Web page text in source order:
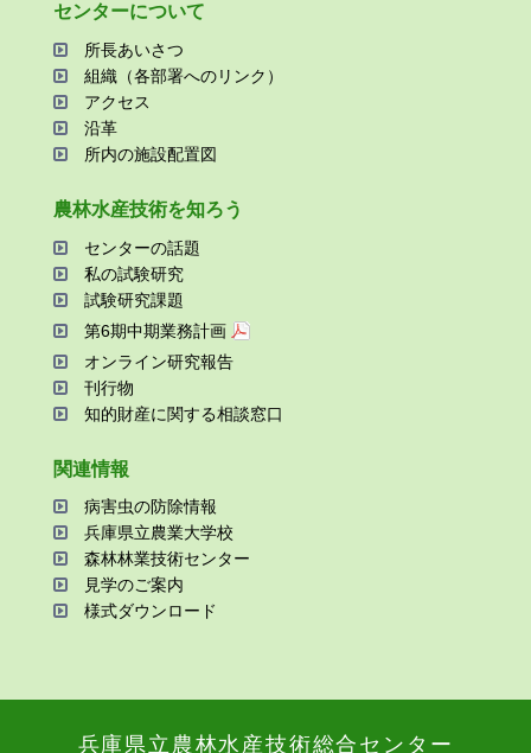
センターについて
所⻑あいさつ
組織（各部署へのリンク）
アクセス
沿⾰
所内の施設配置図
農林⽔産技術を知ろう
センターの話題
私の試験研究
試験研究課題
第6期中期業務計画
オンライン研究報告
刊⾏物
知的財産に関する相談窓⼝
関連情報
病害⾍の防除情報
兵庫県⽴農業⼤学校
森林林業技術センター
⾒学のご案内
様式ダウンロード
兵庫県⽴農林⽔産技術総合センター